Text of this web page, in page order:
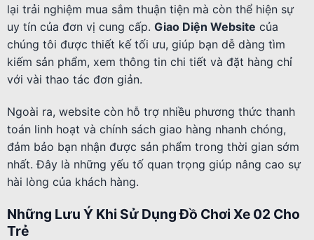
lại trải nghiệm mua sắm thuận tiện mà còn thể hiện sự
uy tín của đơn vị cung cấp. Giao Diện Website của
chúng tôi được thiết kế tối ưu, giúp bạn dễ dàng tìm
kiếm sản phẩm, xem thông tin chi tiết và đặt hàng chỉ
với vài thao tác đơn giản.
Ngoài ra, website còn hỗ trợ nhiều phương thức thanh
toán linh hoạt và chính sách giao hàng nhanh chóng,
đảm bảo bạn nhận được sản phẩm trong thời gian sớm
nhất. Đây là những yếu tố quan trọng giúp nâng cao sự
hài lòng của khách hàng.
Những Lưu Ý Khi Sử Dụng Đồ Chơi Xe 02 Cho
Trẻ